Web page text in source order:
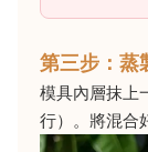
第三步：蒸
模具內層抹上
行）。將混合